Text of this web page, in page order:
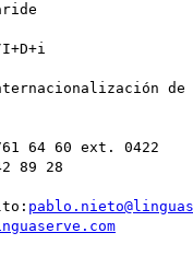
64 60 ext. 0422
89 28